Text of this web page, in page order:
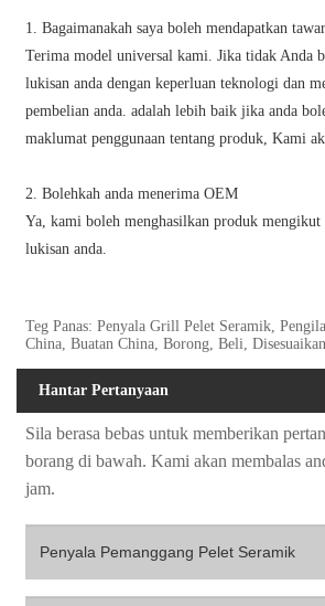
1. Bagaimanakah saya boleh mendapatkan
Terima model universal kami. Jika tidak Anda
lukisan anda dengan keperluan teknologi dan
pembelian anda. adalah lebih baik jika anda
maklumat penggunaan tentang produk, Kami
2. Bolehkah anda menerima OEM
Ya, kami boleh menghasilkan produk mengikut
lukisan anda.
Teg Panas: Penyala Grill Pelet Seramik,
China, Buatan China, Borong, Beli, Disesuaikan
Hantar Pertanyaan
Sila berasa bebas untuk memberikan
borang di bawah. Kami akan membalas
jam.